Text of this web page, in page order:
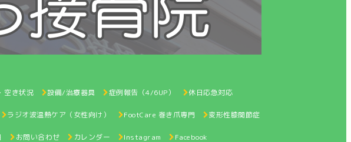
空き状況 設備/治療器具 症例報告（4/6UP） 休日応急対応
ラジオ波温熱ケア（女性向け） FootCare 巻き爪専門 変形性膝関節症
お問い合わせ カレンダー Instagram Facebook